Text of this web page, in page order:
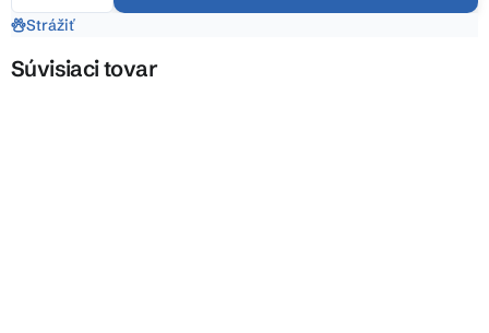
Strážiť
Súvisiaci tovar